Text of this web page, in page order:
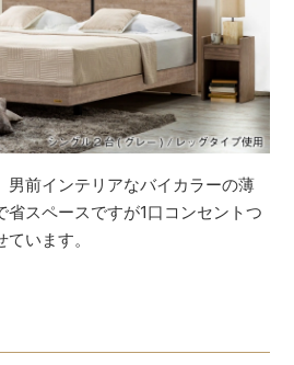
男前インテリアなバイカラーの薄
省スペースですが1口コンセントつ
います。